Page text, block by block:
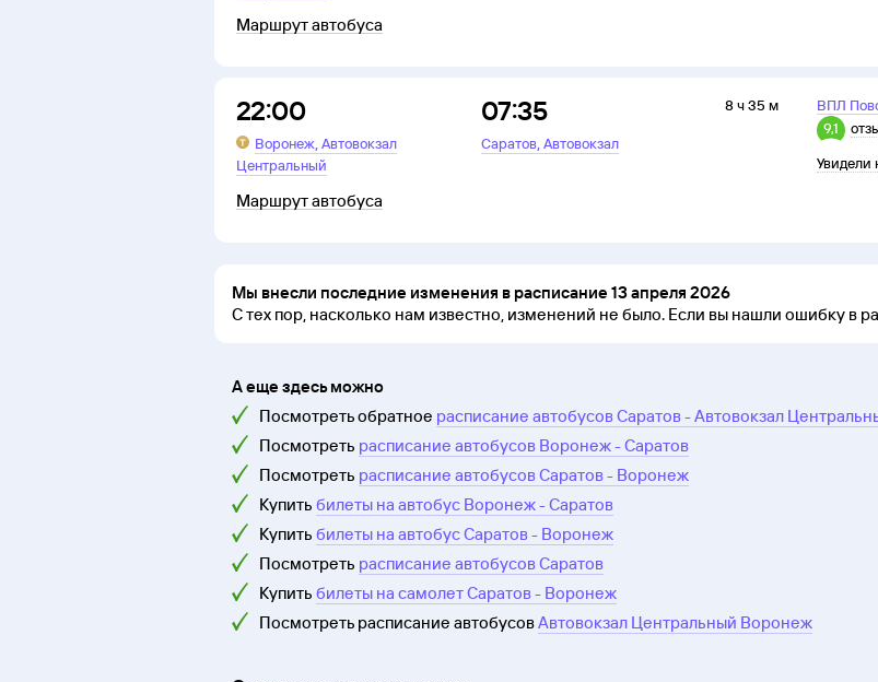
Маршрут автобуса
22:00
Воронеж,Автовокзал
Центральный
07:35
Саратов,Автовокзал
8 ч 35 м
ВПЛ
9,1
Увидели
Маршрут автобуса
Мы внесли последние изменения в расписание 13 апреля 2026
С тех пор, насколько нам известно, изменений не было. Если вы нашли ошибку в
А еще здесь можно
Посмотреть обратное расписание автобусов Саратов - Автовокзал
Посмотреть расписание автобусов Воронеж - Саратов
Посмотреть расписание автобусов Саратов - Воронеж
Купить билеты на автобус Воронеж - Саратов
Купить билеты на автобус Саратов - Воронеж
Посмотреть расписание автобусов Саратов
Купить билеты на самолет Саратов - Воронеж
Посмотреть расписание автобусовАвтовокзал Центральный Воронеж